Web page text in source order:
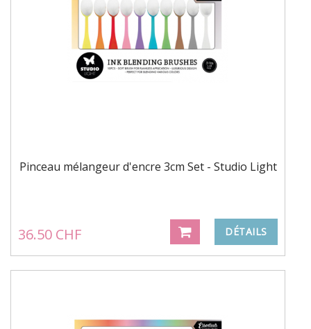
Pinceau mélangeur d'encre 3cm Set - Studio Light
36.50 CHF DÉTAILS